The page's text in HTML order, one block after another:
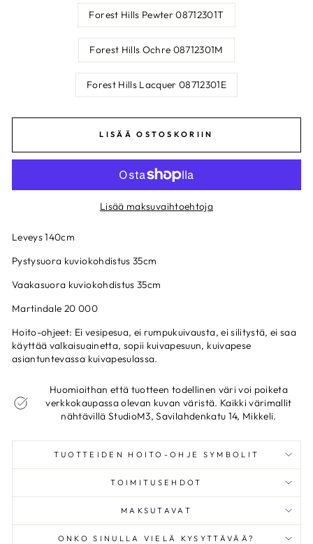
Forest Hills Pewter 08712301T
Forest Hills Ochre 08712301M
Forest Hills Lacquer 08712301E
LISÄÄ OSTOSKORIIN
Lisää maksuvaihtoehtoja
Leveys 140cm
Pystysuora kuviokohdistus 35cm
Vaakasuora kuviokohdistus 35cm
Martindale 20 000
Hoito-ohjeet: Ei vesipesua, ei rumpukuivausta, ei silitystä, ei saa
käyttää valkaisuainetta, sopii kuivapesuun, kuivapese
asiantuntevassa kuivapesulassa.
Huomioithan että tuotteen todellinen väri voi poiketa
verkkokaupassa olevan kuvan väristä. Kaikki värimallit
nähtävillä StudioM3, Savilahdenkatu 14, Mikkeli.
TUOTTEIDEN HOITO-OHJE SYMBOLIT
TOIMITUSEHDOT
MAKSUTAVAT
ONKO SINULLA VIELÄ KYSYTTÄVÄÄ?